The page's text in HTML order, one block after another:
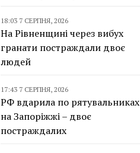
18:03 7 СЕРПНЯ, 2026
На Рівненщині через вибух
гранати постраждали двоє
людей
17:43 7 СЕРПНЯ, 2026
РФ вдарила по рятувальниках
на Запоріжжі – двоє
постраждалих